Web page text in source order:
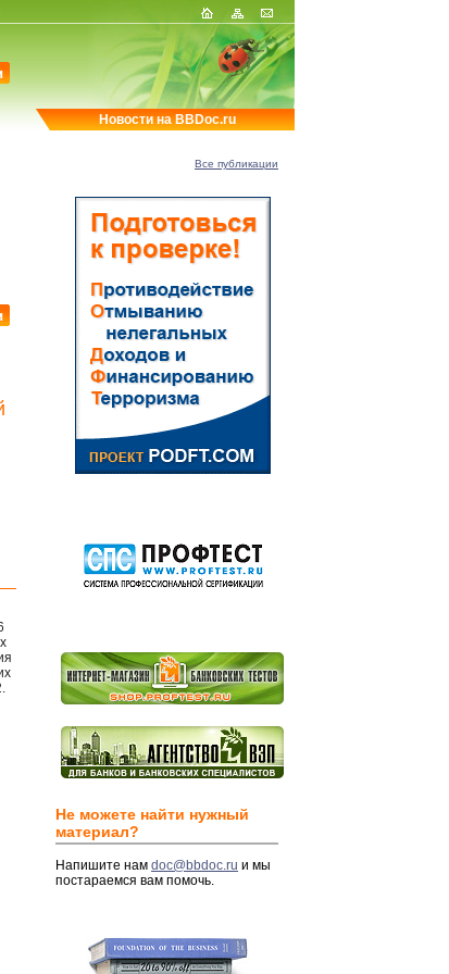
Новости на BBDoc.ru
Все публикации
Не можете найти нужный
материал?
Напишите нам doc@bbdoc.ru и мы
постараемся вам помочь.